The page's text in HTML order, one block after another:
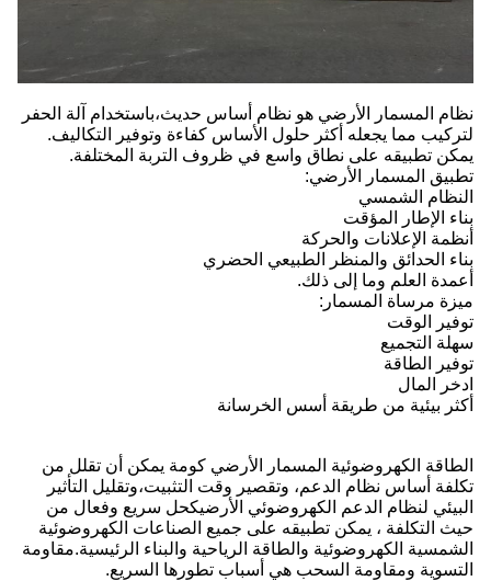
نظام المسمار الأرضي هو نظام أساس حديث،باستخدام آلة الحفر
لتركيب مما يجعله أكثر حلول الأساس كفاءة وتوفير التكاليف.
يمكن تطبيقه على نطاق واسع في ظروف التربة المختلفة.
تطبيق المسمار الأرضي:
النظام الشمسي
بناء الإطار المؤقت
أنظمة الإعلانات والحركة
بناء الحدائق والمنظر الطبيعي الحضري
أعمدة العلم وما إلى ذلك.
ميزة مرساة المسمار:
توفير الوقت
سهلة التجميع
توفير الطاقة
ادخر المال
أكثر بيئية من طريقة أسس الخرسانة
الطاقة الكهروضوئية المسمار الأرضي كومة يمكن أن تقلل من
تكلفة أساس نظام الدعم، وتقصير وقت التثبيت،وتقليل التأثير
البيئي لنظام الدعم الكهروضوئي الأرضيكحل سريع وفعال من
حيث التكلفة ، يمكن تطبيقه على جميع الصناعات الكهروضوئية
الشمسية الكهروضوئية والطاقة الرياحية والبناء الرئيسية.مقاومة
التسوية ومقاومة السحب هي أسباب تطورها السريع.